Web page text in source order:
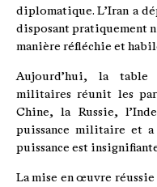
diplomatique. L’Iran a
disposant pratiquement
manière réfléchie et
Aujourd’hui, la table
militaires réunit les
Chine, la Russie,
puissance militaire et a
puissance est
La mise en œuvre réussie